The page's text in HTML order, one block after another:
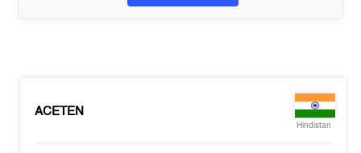
ACETEN
Hindistan